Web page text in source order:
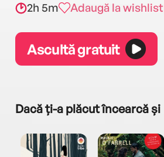
2h 5m Adaugă la wishlist
Ascultă gratuit
Dacă ți-a plăcut încearcă și